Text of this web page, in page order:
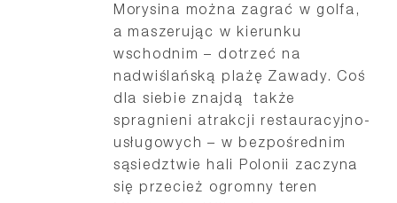
Morysina można zagrać w golfa,
a maszerując w kierunku
wschodnim – dotrzeć na
nadwiślańską plażę Zawady. Coś
dla siebie znajdą także
spragnieni atrakcji restauracyjno-
usługowych – w bezpośrednim
sąsiedztwie hali Polonii zaczyna
się przecież ogromny teren